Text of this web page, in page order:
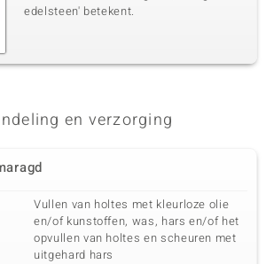
edelsteen' betekent.
en verzorging
Vullen van holtes met kleurloze olie
en/of kunstoffen, was, hars en/of het
opvullen van holtes en scheuren met
uitgehard hars